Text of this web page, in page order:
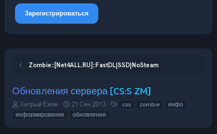
Зарегистрироваться
Zombie::[Net4ALL.RU]::FastDL|SSD|NoSteam
Обновления сервера [CS:S ZM]
А
в
т
Хитрый Ёжик
Д
а
т
21 Сен 2013
Т css zombie
инфо
информирование
обновления